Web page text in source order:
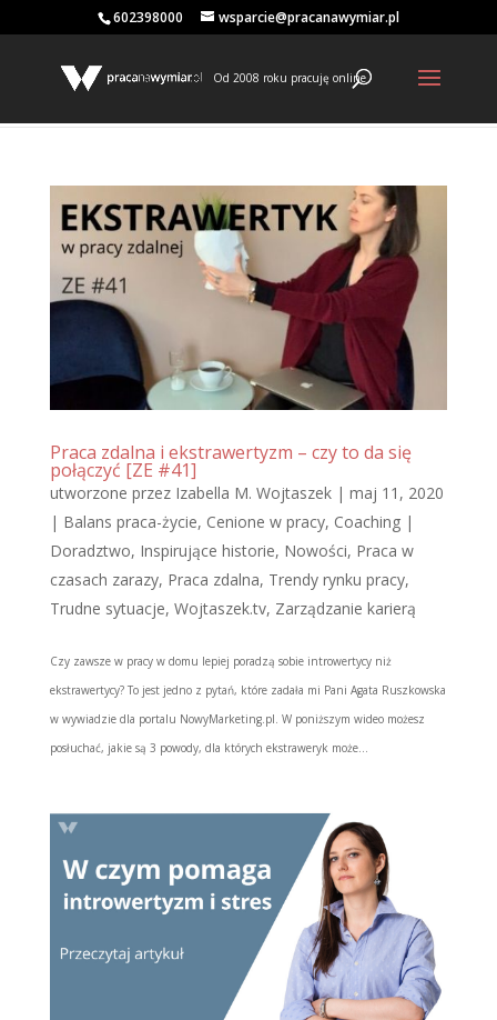
602398000 wsparcie@pracanawymiar.pl
Od 2008 roku pracuję online
Praca zdalna i ekstrawertyzm – czy to da się
połączyć [ZE #41]
utworzone przez Izabella M. Wojtaszek| maj 11, 2020
| Balans praca-życie, Cenione w pracy, Coaching |
Doradztwo, Inspirujące historie, Nowości, Praca w
czasach zarazy, Praca zdalna, Trendy rynku pracy,
Trudne sytuacje, Wojtaszek.tv, Zarządzanie karierą
Czy zawsze w pracy w domu lepiej poradzą sobie introwertycy niż
ekstrawertycy? To jest jedno z pytań, które zadała mi Pani Agata Ruszkowska
w wywiadzie dla portalu NowyMarketing.pl. W poniższym wideo możesz
posłuchać, jakie są 3 powody, dla których ekstraweryk może...